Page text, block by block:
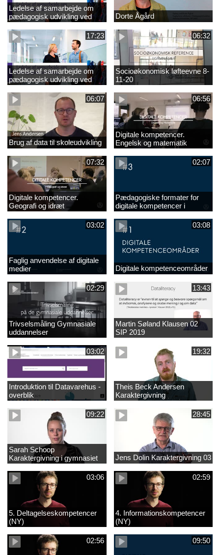
Ledelse af samarbejde om
pædagogisk udvikling ved
EVA 18-11-20
Dorte Ågård
17:23
Ledelse af samarbejde om
pædagogisk udvikling ved
EVA
06:32
Socioøkonomisk løfteevne 8-
11-20
06:07
Brug af data til skoleudvikling
06:56
Digitale kompetencer.
Engelsk og matematik
07:32
Digitale kompetencer.
Geografi og idræt
02:07
Pædagogiske formater for
digitale kompetencer i
undervisningen
03:02
Faglig anvendelse af digitale
medier
03:08
Digitale kompetenceområder
02:29
Trivselsmåling Gymnasiale
uddannelser
13:43
Martin Søland Klausen 02
SIP 2019
03:02
Introduktion til Datavarehus -
overblik
19:32
Theis Beck Andersen
Karaktergivning
09:22
Sarah Schoop
Karaktergivning i gymnasiet
01
28:45
Jens Dolin Karaktergivning 03
03:06
5. Deltagelseskompetencer
(NY)
02:59
4. Informationskompetencer
(NY)
02:56 09:50